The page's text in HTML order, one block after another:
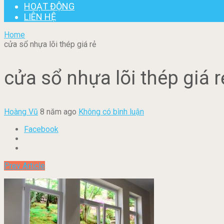
HOẠT ĐỘNG
LIÊN HỆ
Home
cửa sổ nhựa lõi thép giá rẻ
cửa sổ nhựa lõi thép giá
Hoàng Vũ 8 năm ago Không có bình luận
Facebook
Prev Article